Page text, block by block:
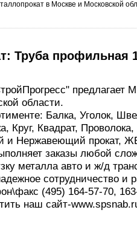
в Москве и Московской
Труба профильная
области.
Балка, Уголок,
Круг, Квадрат,
и Нержавеющий прокат,
заказы любой
металла авто и ж/д
сотрудничество и
(495) 164-57-70,
наш сайт-